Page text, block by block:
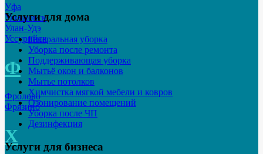
Уфа
Ульяновск
Улан-Удэ
Уссурийск
Ф
Фролово
Фрязино
Х
Услуги для дома
Генеральная уборка
Уборка после ремонта
Поддерживающая уборка
Мытьё окон и балконов
Мытье потолков
Химчистка мягкой мебели и ковров
Озонирование помещений
Уборка после ЧП
Дезинфекция
Услуги для бизнеса